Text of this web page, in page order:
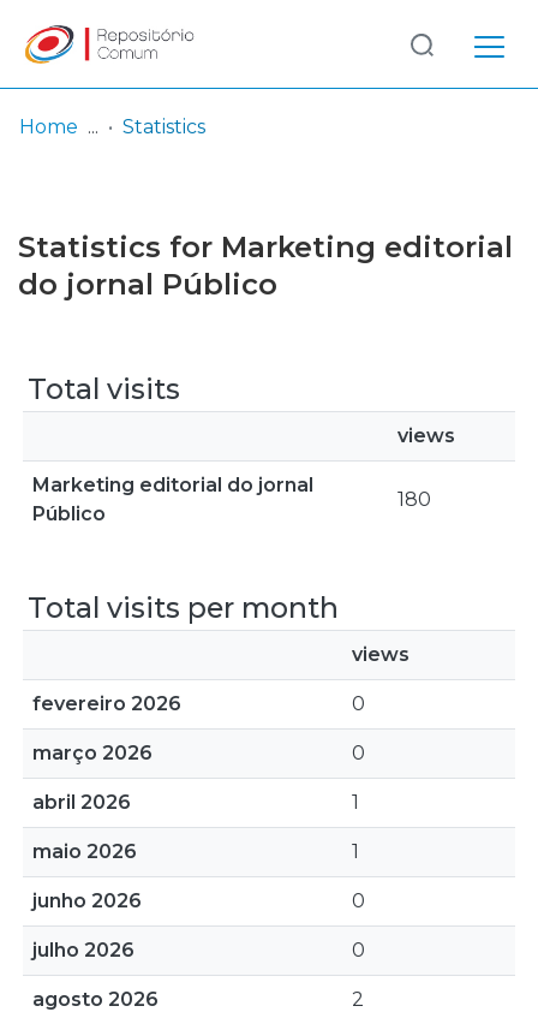
Browse repository
Log
In
(current)
Home Statistics
Statistics for Marketing editorial
do jornal Público
Total visits
views
Marketing editorial do jornal
Público
180
Total visits per month
views
fevereiro 2026 0
março 2026 0
abril 2026 1
maio 2026 1
junho 2026 0
julho 2026 0
agosto 2026 2